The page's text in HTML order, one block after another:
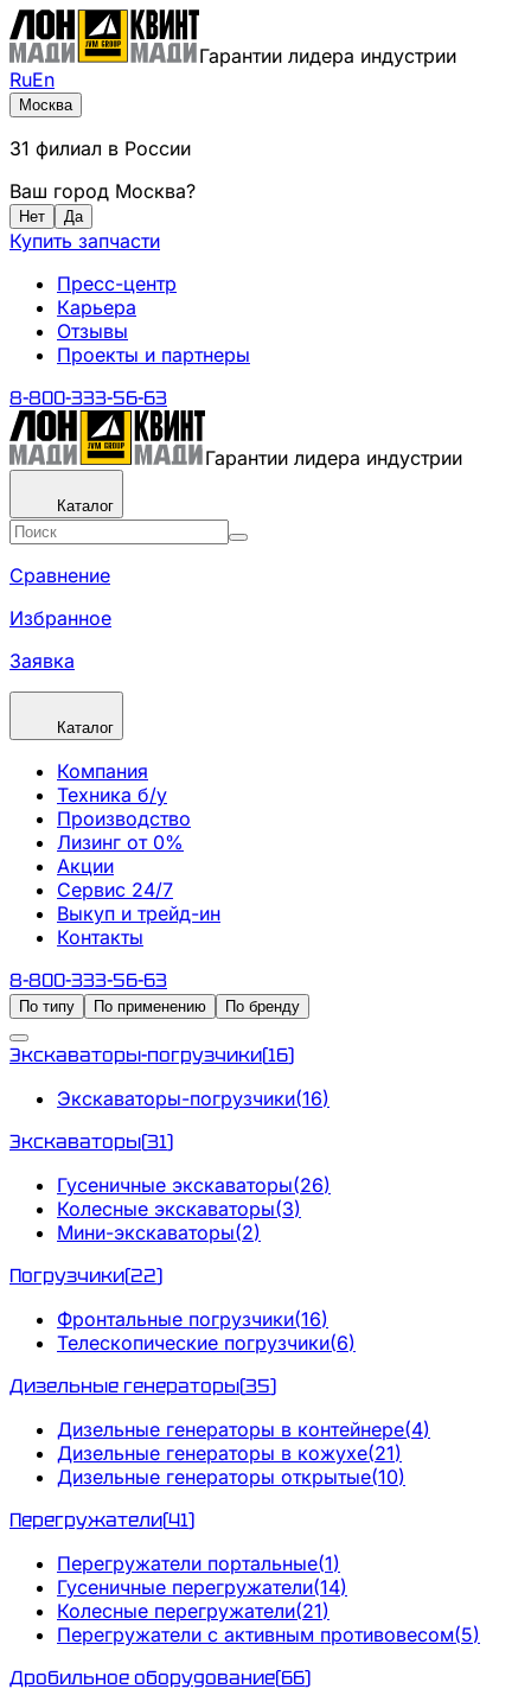
Гарантии лидера индустрии
RuEn
Москва
31 филиал в России
Ваш город Москва?
Нет Да
Купить запчасти
Пресс-центр
Карьера
Отзывы
Проекты и партнеры
8-800-333-56-63
Гарантии лидера индустрии
Каталог
Сравнение
Избранное
Заявка
Каталог
Компания
Техника б/у
Производство
Лизинг от 0%
Акции
Сервис 24/7
Выкуп и трейд-ин
Контакты
8-800-333-56-63
По типу По применению По бренду
Экскаваторы-погрузчики(16)
Экскаваторы-погрузчики(16)
Экскаваторы(31)
Гусеничные экскаваторы(26)
Колесные экскаваторы(3)
Мини-экскаваторы(2)
Погрузчики(22)
Фронтальные погрузчики(16)
Телескопические погрузчики(6)
Дизельные генераторы(35)
Дизельные генераторы в контейнере(4)
Дизельные генераторы в кожухе(21)
Дизельные генераторы открытые(10)
Перегружатели(41)
Перегружатели портальные(1)
Гусеничные перегружатели(14)
Колесные перегружатели(21)
Перегружатели с активным противовесом(5)
Дробильное оборудование(66)